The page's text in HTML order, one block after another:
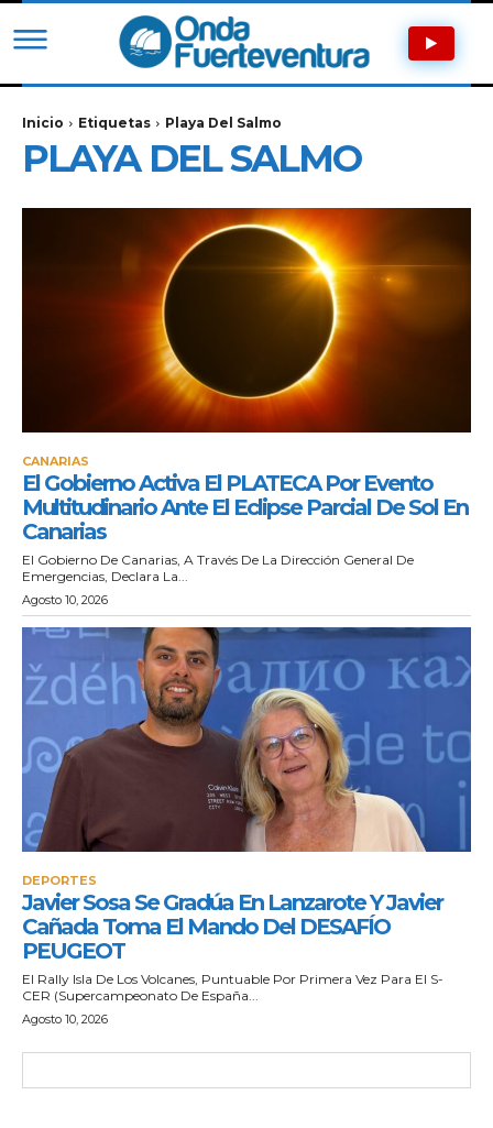
Inicio Etiquetas Playa Del Salmo
PLAYA DEL SALMO
CANARIAS
El Gobierno Activa El PLATECA Por Evento
Multitudinario Ante El Eclipse Parcial De Sol En
Canarias
El Gobierno De Canarias, A Través De La Dirección General De
Emergencias, Declara La...
Agosto 10, 2026
DEPORTES
Javier Sosa Se Gradúa En Lanzarote Y Javier
Cañada Toma El Mando Del DESAFÍO
PEUGEOT
El Rally Isla De Los Volcanes, Puntuable Por Primera Vez Para El S-
CER (Supercampeonato De España...
Agosto 10, 2026